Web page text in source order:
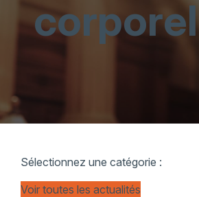
corporel
Sélectionnez une catégorie :
Voir toutes les actualités